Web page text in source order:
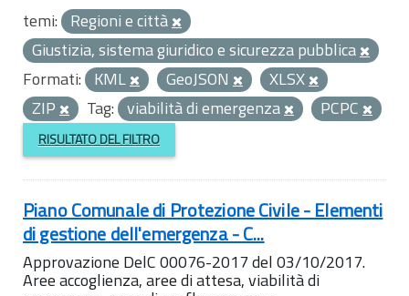
temi: Regioni e città
Giustizia, sistema giuridico e sicurezza pubblica
Formati: KML GeoJSON
XLSX
ZIP
Tag: viabilità di emergenza PCPC
RISULTATO DEL FILTRO
Piano Comunale di Protezione Civile - Elementi
di gestione dell'emergenza - C...
Approvazione DelC 00076-2017 del 03/10/2017.
Aree accoglienza, aree di attesa, viabilità di